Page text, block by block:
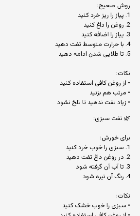
روش صحیح:
1. پیاز را ریز خرد کنید
2. روغن را داغ کنید
3. پیاز را اضافه کنید
4. با حرارت متوسط تفت دهید
5. تا طلایی شدن ادامه دهید
نکات:
• از روغن کافی استفاده کنید
• مرتب هم بزنید
• زیاد تفت ندهید تا تلخ نشود
🌿 تفت سبزی:
برای خورش:
1. سبزی را خوب خرد کنید
2. در روغن داغ تفت دهید
3. تا آب آن گرفته شود
4. رنگ آن تیره شود
نکات:
• سبزی را خوب خشک کنید